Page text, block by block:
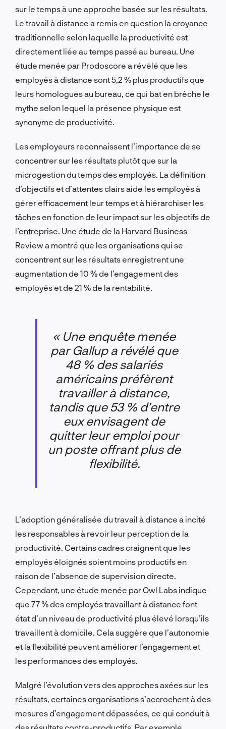
sur le temps à une approche basée sur les résultats.
Le travail à distance a remis en question la croyance
traditionnelle selon laquelle la productivité est
directement liée au temps passé au bureau. Une
étude menée par Prodoscore a révélé que les
employés à distance sont 5,2 % plus productifs que
leurs homologues au bureau, ce qui bat en brèche le
mythe selon lequel la présence physique est
synonyme de productivité.
Les employeurs reconnaissent l’importance de se
concentrer sur les résultats plutôt que sur la
microgestion du temps des employés. La définition
d’objectifs et d’attentes clairs aide les employés à
gérer efficacement leur temps et à hiérarchiser les
tâches en fonction de leur impact sur les objectifs de
l’entreprise. Une étude de la Harvard Business
Review a montré que les organisations qui se
concentrent sur les résultats enregistrent une
augmentation de 10 % de l’engagement des
employés et de 21 % de la rentabilité.
« Une enquête menée
par Gallup a révélé que
48 % des salariés
américains préfèrent
travailler à distance,
tandis que 53 % d’entre
eux envisagent de
quitter leur emploi pour
un poste offrant plus de
flexibilité.
L’adoption généralisée du travail à distance a incité
les responsables à revoir leur perception de la
productivité. Certains cadres craignent que les
employés éloignés soient moins productifs en
raison de l’absence de supervision directe.
Cependant, une étude menée par Owl Labs indique
que 77 % des employés travaillant à distance font
état d’un niveau de productivité plus élevé lorsqu’ils
travaillent à domicile. Cela suggère que l’autonomie
et la flexibilité peuvent améliorer l’engagement et
les performances des employés.
Malgré l’évolution vers des approches axées sur les
résultats, certaines organisations s’accrochent à des
mesures d’engagement dépassées, ce qui conduit à
des résultats contre-productifs. Par exemple,